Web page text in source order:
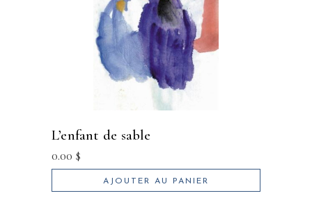
l’enfant de sable
0.00 $
AJOUTER AU PANIER